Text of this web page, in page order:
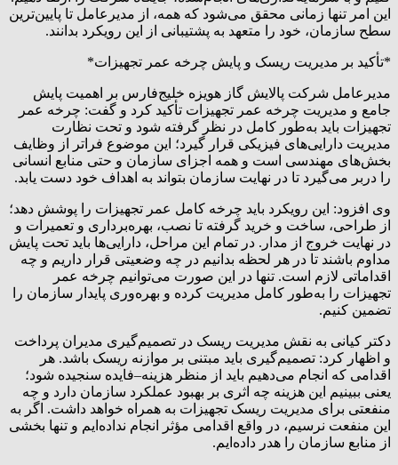
این امر تنها زمانی محقق می‌شود که همه، از مدیرعامل تا پایین‌ترین
سطح سازمان، خود را متعهد به پشتیبانی از این رویکرد بدانند.
*تأکید بر مدیریت ریسک و پایش چرخه عمر تجهیزات*
مدیرعامل شرکت پالایش گاز هویزه خلیج‌فارس بر اهمیت پایش
جامع و مدیریت چرخه عمر تجهیزات تأکید کرد و گفت: چرخه عمر
تجهیزات باید به‌طور کامل در نظر گرفته شود و تحت نظارت
مدیریت دارایی‌های فیزیکی قرار گیرد؛ این موضوع فراتر از وظایف
بخش‌های مهندسی است و همه اجزای سازمان و حتی منابع انسانی
را دربر می‌گیرد تا در نهایت سازمان بتواند به اهداف خود دست یابد.
وی افزود: این رویکرد باید چرخه کامل عمر تجهیزات را پوشش دهد؛
از طراحی، ساخت و خرید گرفته تا نصب، بهره‌برداری و تعمیرات و
در نهایت خروج از مدار. در تمام این مراحل، دارایی‌ها باید تحت پایش
مداوم باشند تا در هر لحظه بدانیم در چه وضعیتی قرار داریم و چه
اقداماتی لازم است. تنها در این صورت می‌توانیم چرخه عمر
تجهیزات را به‌طور کامل مدیریت کرده و بهره‌وری پایدار سازمان را
تضمین کنیم.
دکتر کیانی به نقش مدیریت ریسک در تصمیم‌گیری مدیران پرداخت
و اظهار کرد: تصمیم‌گیری باید مبتنی بر موازنه ریسک باشد. هر
اقدامی که انجام می‌دهیم باید از منظر هزینه–فایده سنجیده شود؛
یعنی ببینیم این هزینه چه اثری بر بهبود عملکرد سازمان دارد و چه
منفعتی برای مدیریت ریسک تجهیزات به همراه خواهد داشت. اگر به
این منفعت نرسیم، در واقع اقدامی مؤثر انجام نداده‌ایم و تنها بخشی
از منابع سازمان را هدر داده‌ایم.